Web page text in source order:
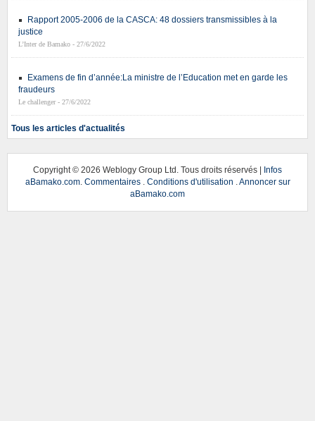
Rapport 2005-2006 de la CASCA: 48 dossiers transmissibles à la
justice
L’Inter de Bamako - 27/6/2022
Examens de fin d’année:La ministre de l’Education met en garde les
fraudeurs
Le challenger - 27/6/2022
Tous les articles d'actualités
Copyright © 2026 Weblogy Group Ltd. Tous droits réservés | Infos
aBamako.com. Commentaires. Conditions d'utilisation
Annoncer sur
aBamako.com